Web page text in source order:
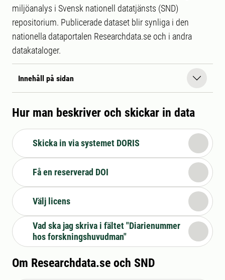
miljöanalys i Svensk nationell datatjänsts (SND)
repositorium. Publicerade dataset blir synliga i den
nationella dataportalen Researchdata.se och i andra
datakataloger.
Innehåll på sidan
Hur man beskriver och skickar in data
Skicka in via systemet DORIS
Få en reserverad DOI
Välj licens
Vad ska jag skriva i fältet "Diarienummer
hos forskningshuvudman"
Om Researchdata.se och SND